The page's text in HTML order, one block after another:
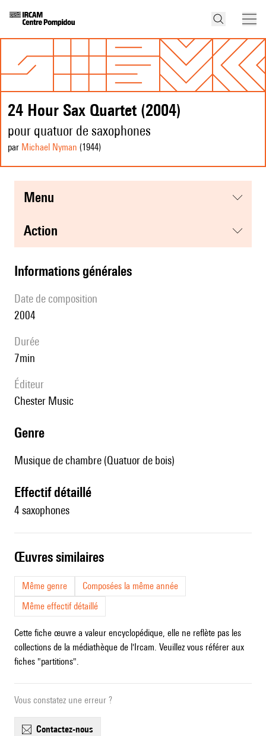
24 Hour Sax Quartet (2004)
pour quatuor de saxophones
par Michael Nyman (1944)
menu
action
informations générales
date de composition
2004
durée
7min
éditeur
Chester Music
genre
Musique de chambre (Quatuor de bois)
effectif détaillé
4 saxophones
œuvres similaires
Même genre
Composées la même année
Même effectif détaillé
Cette fiche œuvre a valeur encyclopédique, elle ne reflète pas les
collections de la médiathèque de l'Ircam. Veuillez vous référer aux
fiches "partitions".
Vous constatez une erreur ?
contactez-nous